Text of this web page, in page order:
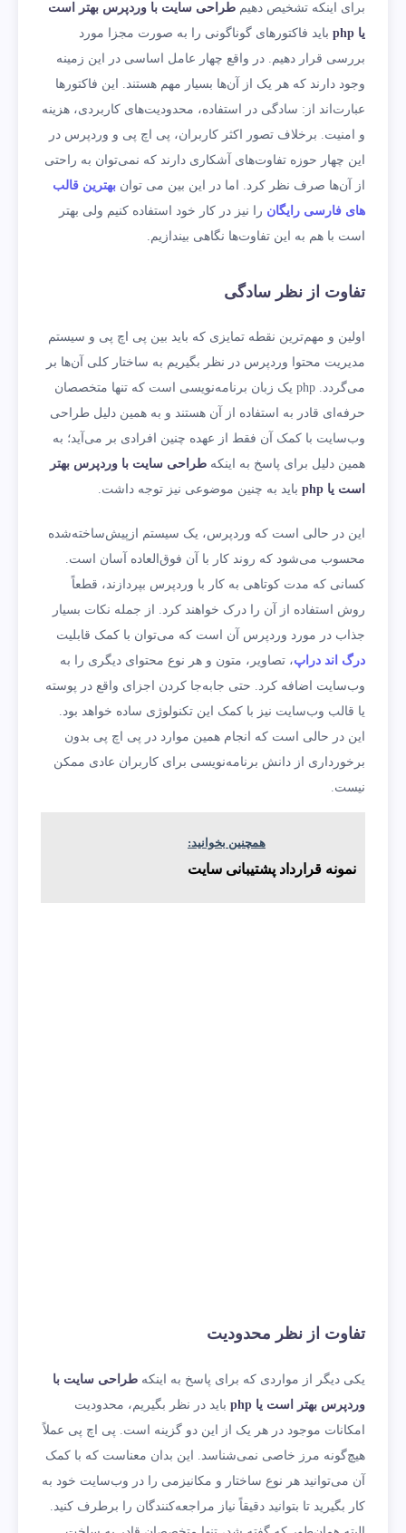
برای اینکه تشخیص دهیم طراحی سایت با وردپرس بهتر است
یا php باید فاکتورهای گوناگونی را به صورت مجزا مورد
بررسی قرار دهیم. در واقع چهار عامل اساسی در این زمینه
وجود دارند که هر یک از آن‌ها بسیار مهم هستند. این فاکتورها
عبارت‌اند از: سادگی در استفاده، محدودیت‌های کاربردی، هزینه
و امنیت. برخلاف تصور اکثر کاربران، پی اچ پی و وردپرس در
این چهار حوزه تفاوت‌های آشکاری دارند که نمی‌توان به راحتی
از آ‌ن‌ها صرف نظر کرد. اما در این بین می توان بهترین قالب
های فارسی رایگان را نیز در کار خود استفاده کنیم ولی بهتر
است با هم به این تفاوت‌ها نگاهی بیندازیم.
تفاوت از نظر سادگی
اولین و مهم‌ترین نقطه تمایزی که باید بین پی اچ پی و سیستم
مدیریت محتوا وردپرس در نظر بگیریم به ساختار کلی آن‌ها بر
می‌گردد. php یک زبان برنامه‌نویسی است که تنها متخصصان
حرفه‌ای قادر به استفاده از آن هستند و به همین دلیل طراحی
وب‌سایت با کمک آن فقط از عهده چنین افرادی بر می‌آيد؛ به
همین دلیل برای پاسخ به اینکه طراحی سایت با وردپرس بهتر
است یا php باید به چنین موضوعی نیز توجه داشت.
این در حالی است که وردپرس، یک سیستم ازپیش‌ساخته‌شده
محسوب می‌شود که روند کار با آن فوق‌العاده آسان است.
کسانی که مدت کوتاهی به کار با وردپرس بپردازند، قطعاً
روش استفاده از آن را درک خواهند کرد. از جمله نکات بسیار
جذاب در مورد وردپرس آن است که می‌توان با کمک قابلیت
درگ ‌اند دراپ، تصاویر، متون و هر نوع محتوای دیگری را به
وب‌سایت اضافه کرد. حتی جابه‌جا کردن اجزای واقع در پوسته
یا قالب وب‌سایت نیز با کمک این تکنولوژی ساده‌ خواهد بود.
این در حالی است که انجام همین موارد در پی اچ پی بدون
برخورداری از دانش برنامه‌نویسی برای کاربران عادی ممکن
نیست.
همچنین بخوانید:
نمونه قرارداد پشتیبانی سایت
تفاوت از نظر محدودیت
یکی دیگر از مواردی که برای پاسخ به اینکه طراحی سایت با
وردپرس بهتر است یا php باید در نظر بگیریم، محدودیت
امکانات موجود در هر یک از این دو گزینه است. پی اچ پی عملاً
هیچ‌گونه مرز خاصی نمی‌شناسد. این بدان معناست که با کمک
آن می‌توانید هر نوع ساختار و مکانیزمی را در وب‌سایت خود به
کار بگیرید تا بتوانید دقیقاً نیاز مراجعه‌کنندگان را برطرف کنید.